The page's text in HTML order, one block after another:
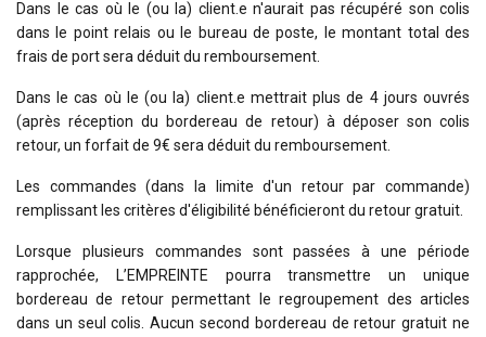
Dans le cas où le (ou la) client.e n'aurait pas récupéré son colis
dans le point relais ou le bureau de poste, le montant total des
frais de port sera déduit du remboursement.
Dans le cas où le (ou la) client.e mettrait plus de 4 jours ouvrés
(après réception du bordereau de retour) à déposer son colis
retour, un forfait de 9€ sera déduit du remboursement.
Les commandes (dans la limite d'un retour par commande)
remplissant les critères d'éligibilité bénéficieront du retour gratuit.
Lorsque plusieurs commandes sont passées à une période
rapprochée, L’EMPREINTE pourra transmettre un unique
bordereau de retour permettant le regroupement des articles
dans un seul colis. Aucun second bordereau de retour gratuit ne